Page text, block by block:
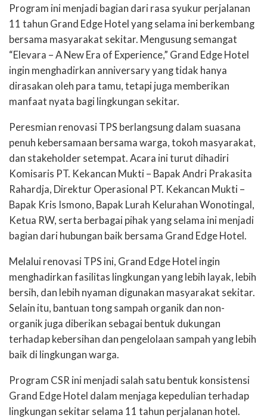
Program ini menjadi bagian dari rasa syukur perjalanan
11 tahun Grand Edge Hotel yang selama ini berkembang
bersama masyarakat sekitar. Mengusung semangat
“Elevara – A New Era of Experience,” Grand Edge Hotel
ingin menghadirkan anniversary yang tidak hanya
dirasakan oleh para tamu, tetapi juga memberikan
manfaat nyata bagi lingkungan sekitar.
Peresmian renovasi TPS berlangsung dalam suasana
penuh kebersamaan bersama warga, tokoh masyarakat,
dan stakeholder setempat. Acara ini turut dihadiri
Komisaris PT. Kekancan Mukti – Bapak Andri Prakasita
Rahardja, Direktur Operasional PT. Kekancan Mukti –
Bapak Kris Ismono, Bapak Lurah Kelurahan Wonotingal,
Ketua RW, serta berbagai pihak yang selama ini menjadi
bagian dari hubungan baik bersama Grand Edge Hotel.
Melalui renovasi TPS ini, Grand Edge Hotel ingin
menghadirkan fasilitas lingkungan yang lebih layak, lebih
bersih, dan lebih nyaman digunakan masyarakat sekitar.
Selain itu, bantuan tong sampah organik dan non-
organik juga diberikan sebagai bentuk dukungan
terhadap kebersihan dan pengelolaan sampah yang lebih
baik di lingkungan warga.
Program CSR ini menjadi salah satu bentuk konsistensi
Grand Edge Hotel dalam menjaga kepedulian terhadap
lingkungan sekitar selama 11 tahun perjalanan hotel.